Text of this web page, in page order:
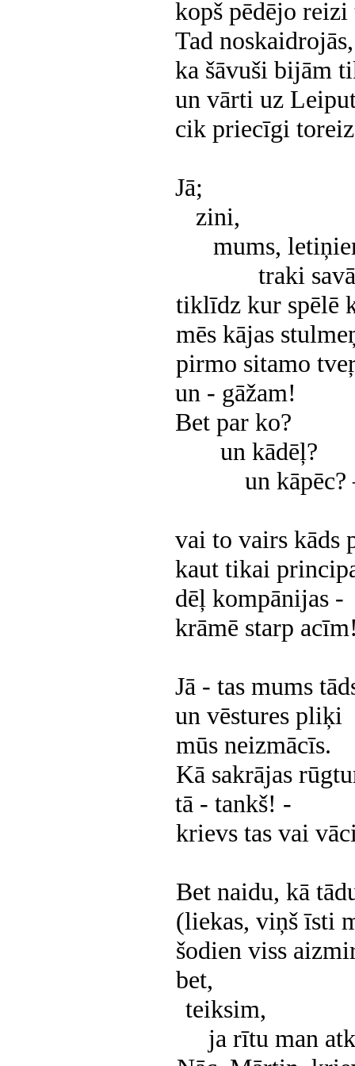
kopš pēdējo
Tad noskaidrojās,
ka šāvuši bijām
un vārti uz
cik priecīgi toreiz
Jā;
zini,
mums,
traki
tiklīdz kur spēlē
mēs kājas
pirmo sitamo
un - gāžam!
Bet par ko?
un kādēļ?
un kāpēc?
vai to vairs kāds
kaut tikai
dēļ kompānijas -
krāmē starp
Jā - tas mums
un vēstures pliķi
mūs neizmācīs.
Kā sakrājas
tā - tankš! -
krievs tas vai
Bet naidu, kā
(liekas, viņš īsti
šodien viss
bet,
teiksim,
ja rītu man